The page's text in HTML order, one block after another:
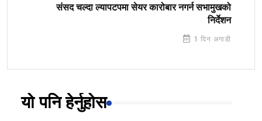
संसद चल्दा ल्यापटपमा सेयर कारोबार नगर्न सभामुखको
निर्देशन
1 दिन अगाडी
यो पनि हेर्नुहोस